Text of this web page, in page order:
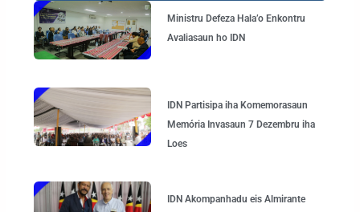
Ministru Defeza Hala’o Enkontru
Avaliasaun ho IDN
IDN Partisipa iha Komemorasaun
Memória Invasaun 7 Dezembru iha
Loes
IDN Akompanhadu eis Almirante
Page